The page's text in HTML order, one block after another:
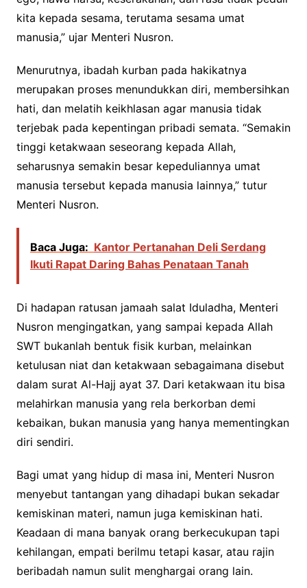
kita kepada sesama, terutama sesama umat
manusia,” ujar Menteri Nusron.
Menurutnya, ibadah kurban pada hakikatnya
merupakan proses menundukkan diri, membersihkan
hati, dan melatih keikhlasan agar manusia tidak
terjebak pada kepentingan pribadi semata. “Semakin
tinggi ketakwaan seseorang kepada Allah,
seharusnya semakin besar kepeduliannya umat
manusia tersebut kepada manusia lainnya,” tutur
Menteri Nusron.
Baca Juga: Kantor Pertanahan Deli Serdang
Ikuti Rapat Daring Bahas Penataan Tanah
Di hadapan ratusan jamaah salat Iduladha, Menteri
Nusron mengingatkan, yang sampai kepada Allah
SWT bukanlah bentuk fisik kurban, melainkan
ketulusan niat dan ketakwaan sebagaimana disebut
dalam surat Al-Hajj ayat 37. Dari ketakwaan itu bisa
melahirkan manusia yang rela berkorban demi
kebaikan, bukan manusia yang hanya mementingkan
diri sendiri.
Bagi umat yang hidup di masa ini, Menteri Nusron
menyebut tantangan yang dihadapi bukan sekadar
kemiskinan materi, namun juga kemiskinan hati.
Keadaan di mana banyak orang berkecukupan tapi
kehilangan, empati berilmu tetapi kasar, atau rajin
beribadah namun sulit menghargai orang lain.